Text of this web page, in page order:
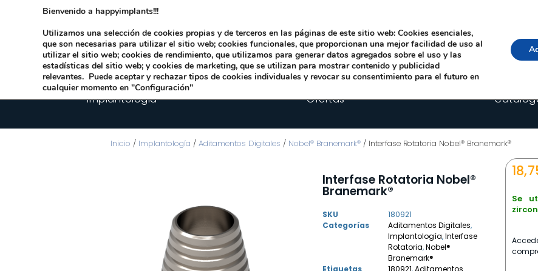
Dirección:
Implantologia Ofertas
Inicio / Implantología / Aditamentos Digitales / Nobel® Branemark® / Interfase Rotatoria Nobel® Branemark®
Interfase Rotatoria Nobel®
Branemark®
SKU
180921
Categorías
Aditamentos Digitales,
Implantología,Interfase
Rotatoria,Nobel®
Branemark®
Etiquetas
180921,Aditamentos
Se
Bienvenido a happyimplants!!!
Utilizamos una selección de cookies propias y de terceros en las páginas de este sitio web: Cookies esenciales,
que son necesarias para utilizar el sitio web; cookies funcionales, que proporcionan una mejor facilidad de uso al
utilizar el sitio web; cookies de rendimiento, que utilizamos para generar datos agregados sobre el uso y las
estadísticas del sitio web; y cookies de marketing, que se utilizan para mostrar contenido y publicidad
relevantes. Puede aceptar y rechazar tipos de cookies individuales y revocar su consentimiento para el futuro en
cualquier momento en "Configuración"